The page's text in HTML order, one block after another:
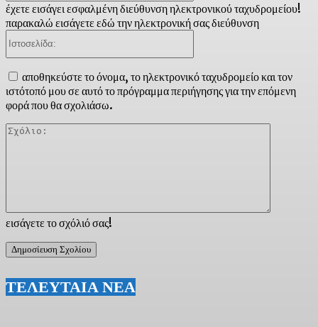
εισάγετε το σχόλιό σας!
έχετε εισάγει εσφαλμένη διεύθυνση ηλεκτρονικού ταχυδρομείου!
παρακαλώ εισάγετε εδώ την ηλεκτρονική σας διεύθυνση
αποθηκεύστε το όνομα, το ηλεκτρονικό ταχυδρομείο και τον
ιστότοπό μου σε αυτό το πρόγραμμα περιήγησης για την επόμενη
φορά που θα σχολιάσω.
ΤΕΛΕΥΤΑΙΑ ΝΕΑ